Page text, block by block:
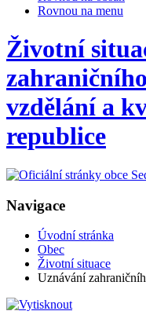
Rovnou na menu
Životní
vzdělání a
republice
Navigace
Úvodní stránka
Obec
Životní situace
Uznávání